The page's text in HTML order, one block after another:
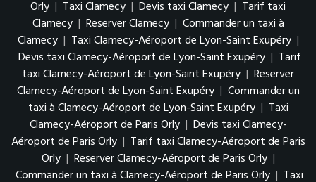
Orly | Taxi Clamecy | Devis taxi Clamecy | Tarif taxi
Clamecy | Reserver Clamecy | Commander un taxi à
Clamecy | Taxi Clamecy-Aéroport de Lyon-Saint Exupéry |
Devis taxi Clamecy-Aéroport de Lyon-Saint Exupéry | Tarif
taxi Clamecy-Aéroport de Lyon-Saint Exupéry | Reserver
Clamecy-Aéroport de Lyon-Saint Exupéry | Commander un
taxi à Clamecy-Aéroport de Lyon-Saint Exupéry | Taxi
Clamecy-Aéroport de Paris Orly | Devis taxi Clamecy-
Aéroport de Paris Orly | Tarif taxi Clamecy-Aéroport de Paris
Orly | Reserver Clamecy-Aéroport de Paris Orly |
Commander un taxi à Clamecy-Aéroport de Paris Orly | Taxi